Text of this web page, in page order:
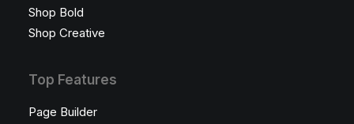
Shop Bold
Shop Creative
Top Features
Page Builder